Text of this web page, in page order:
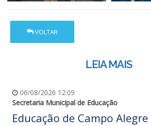
VOLTAR
LEIA MAIS
06/08/2026 12:09
Secretaria Municipal de Educação
Educação de Campo